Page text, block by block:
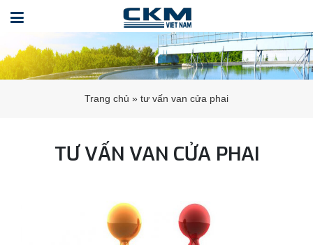
Trang chủ » tư vấn van cửa phai
TƯ VẤN VAN CỬA PHAI